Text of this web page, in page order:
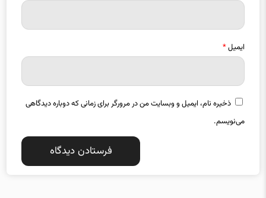
ایمیل*
ذخیره نام، ایمیل و وبسایت من در مرورگر برای زمانی که دوباره دیدگاهی
می‌نویسم.